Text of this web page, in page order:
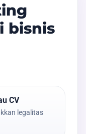
bisnis
CV
legalitas